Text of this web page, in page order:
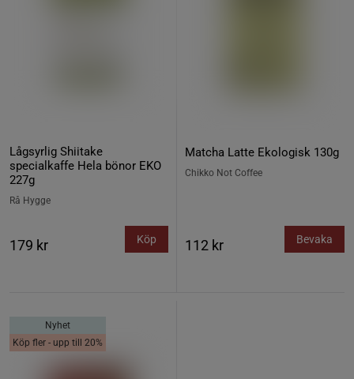
Lågsyrlig Shiitake
specialkaffe Hela bönor EKO
227g
Rå Hygge
179 kr Köp
Matcha Latte Ekologisk 130g
Chikko Not Coffee
112 kr Bevaka
Nyhet
Köp fler - upp till 20%